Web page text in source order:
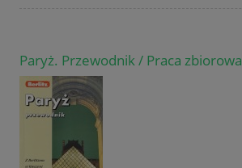
Paryż. Przewodnik / Praca zbiorowa